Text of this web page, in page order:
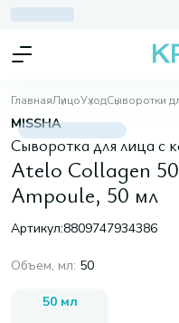
ГлавнаяЛицоУходСыворотки
MISSHA
Сыворотка для лица с
Atelo Collagen
Ampoule, 50 мл
Артикул:8809747934386
Объем, мл: 50
50 мл